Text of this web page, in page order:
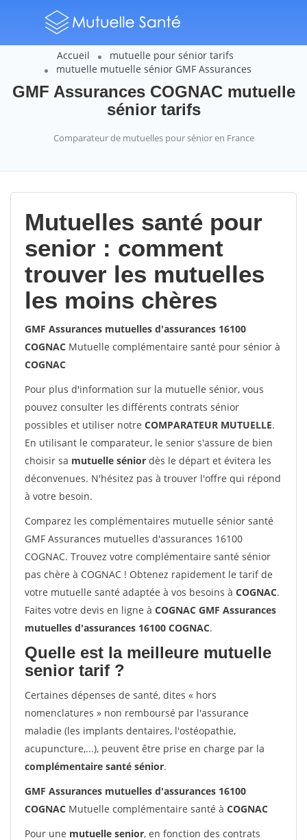
Accueil
mutuelle pour sénior tarifs
mutuelle mutuelle sénior GMF Assurances
GMF Assurances COGNAC mutuelle
sénior tarifs
Comparateur de mutuelles pour sénior en France
Mutuelles santé pour
senior : comment
trouver les mutuelles
les moins chères
GMF Assurances mutuelles d'assurances 16100
COGNAC Mutuelle complémentaire santé pour sénior à
COGNAC
Pour plus d'information sur la mutuelle sénior, vous
pouvez consulter les différents contrats sénior
possibles et utiliser notre COMPARATEUR MUTUELLE.
En utilisant le comparateur, le senior s'assure de bien
choisir sa mutuelle sénior dès le départ et évitera les
déconvenues. N'hésitez pas à trouver l'offre qui répond
à votre besoin.
Comparez les complémentaires mutuelle sénior santé
GMF Assurances mutuelles d'assurances 16100
COGNAC. Trouvez votre complémentaire santé sénior
pas chère à COGNAC ! Obtenez rapidement le tarif de
votre mutuelle santé adaptée à vos besoins à COGNAC.
Faites votre devis en ligne à COGNAC GMF Assurances
mutuelles d'assurances 16100 COGNAC.
Quelle est la meilleure mutuelle
senior tarif ?
Certaines dépenses de santé, dites « hors
nomenclatures » non remboursé par l'assurance
maladie (les implants dentaires, l'ostéopathie,
acupuncture,...), peuvent être prise en charge par la
complémentaire santé sénior.
GMF Assurances mutuelles d'assurances 16100
COGNAC Mutuelle complémentaire santé à COGNAC
Pour une mutuelle senior, en fonction des contrats